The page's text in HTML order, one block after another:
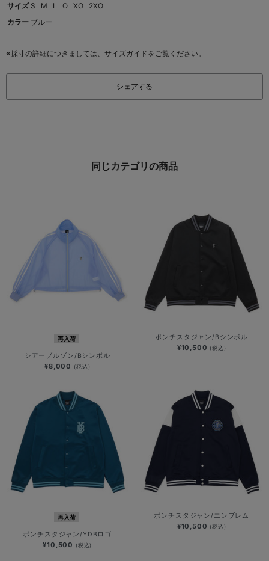
サイズ S M L O XO
2XO
カラー ブルー
※採寸の詳細につきましては、 サイズガイドをご覧ください。
シェアする
同じカテゴリの商品
再入荷
シアーブルゾン/Bシンボル
¥8,000 (税込)
ポンチスタジャン/Bシンボル
¥10,500 (税込)
再入荷
ポンチスタジャン/YDBロゴ
¥10,500 (税込)
ポンチスタジャン/エンブレム
¥10,500 (税込)